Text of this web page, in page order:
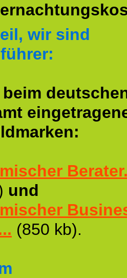
wir sind
beim
und
(850 kb).